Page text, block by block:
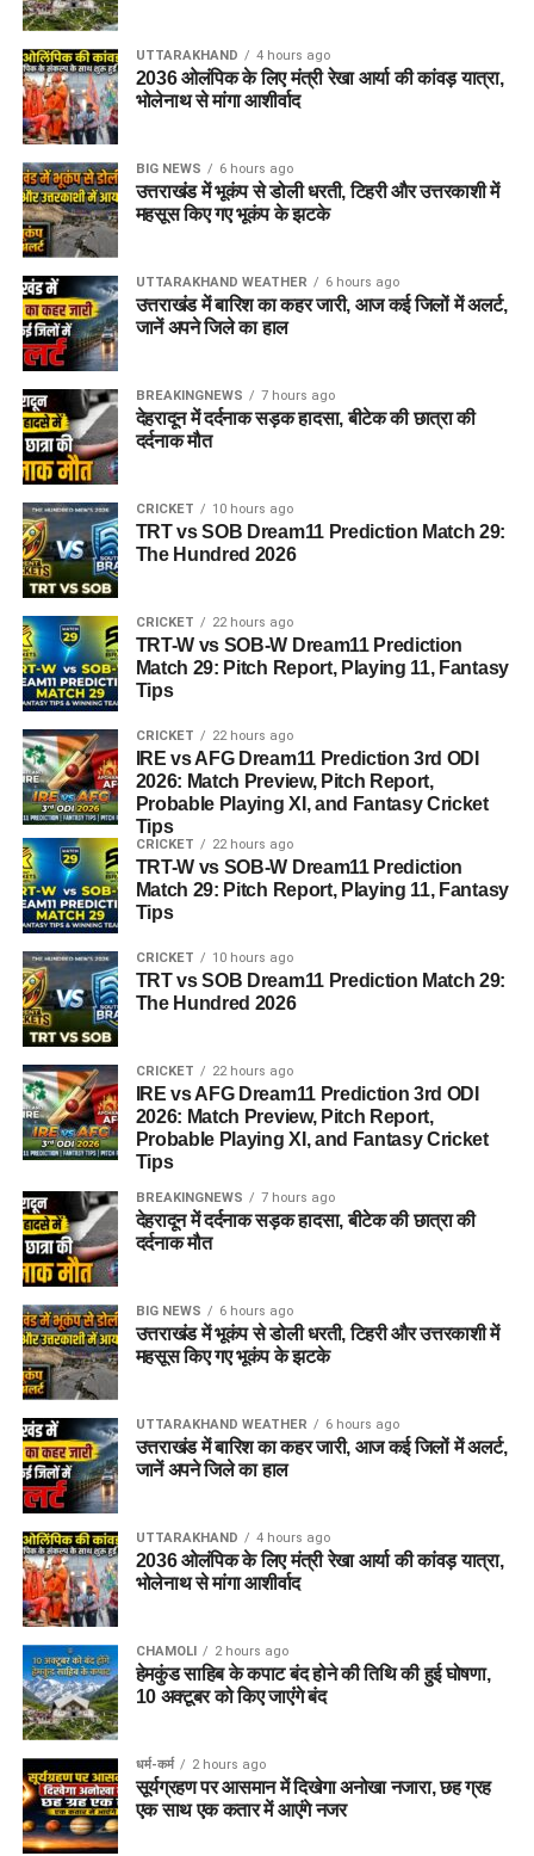
UTTARAKHAND 4 hours ago
2036 ओलंपिक के लिए मंत्री रेखा आर्या की कांवड़ यात्रा,
भोलेनाथ से मांगा आशीर्वाद
BIG NEWS 6 hours ago
उत्तराखंड में भूकंप से डोली धरती, टिहरी और उत्तरकाशी में
महसूस किए गए भूकंप के झटके
UTTARAKHAND WEATHER 6 hours ago
उत्तराखंड में बारिश का कहर जारी, आज कई जिलों में अलर्ट,
जानें अपने जिले का हाल
BREAKINGNEWS 7 hours ago
देहरादून में दर्दनाक सड़क हादसा, बीटेक की छात्रा की
दर्दनाक मौत
CRICKET 10 hours ago
TRT vs SOB Dream11 Prediction Match 29:
The Hundred 2026
CRICKET 22 hours ago
TRT-W vs SOB-W Dream11 Prediction
Match 29: Pitch Report, Playing 11, Fantasy
Tips
CRICKET 22 hours ago
IRE vs AFG Dream11 Prediction 3rd ODI
2026: Match Preview, Pitch Report,
Probable Playing XI, and Fantasy Cricket
Tips
CRICKET 22 hours ago
TRT-W vs SOB-W Dream11 Prediction
Match 29: Pitch Report, Playing 11, Fantasy
Tips
CRICKET 10 hours ago
TRT vs SOB Dream11 Prediction Match 29:
The Hundred 2026
CRICKET 22 hours ago
IRE vs AFG Dream11 Prediction 3rd ODI
2026: Match Preview, Pitch Report,
Probable Playing XI, and Fantasy Cricket
Tips
BREAKINGNEWS 7 hours ago
देहरादून में दर्दनाक सड़क हादसा, बीटेक की छात्रा की
दर्दनाक मौत
BIG NEWS 6 hours ago
उत्तराखंड में भूकंप से डोली धरती, टिहरी और उत्तरकाशी में
महसूस किए गए भूकंप के झटके
UTTARAKHAND WEATHER 6 hours ago
उत्तराखंड में बारिश का कहर जारी, आज कई जिलों में अलर्ट,
जानें अपने जिले का हाल
UTTARAKHAND 4 hours ago
2036 ओलंपिक के लिए मंत्री रेखा आर्या की कांवड़ यात्रा,
भोलेनाथ से मांगा आशीर्वाद
CHAMOLI 2 hours ago
हेमकुंड साहिब के कपाट बंद होने की तिथि की हुई घोषणा,
10 अक्टूबर को किए जाएंंगे बंद
धर्म-कर्म 2 hours ago
सूर्यग्रहण पर आसमान में दिखेगा अनोखा नजारा, छह ग्रह
एक साथ एक कतार में आएंगे नजर